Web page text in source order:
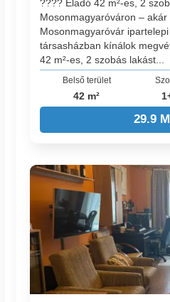
???? Eladó 42 m²-es, 2
Mosonmagyaróváron – akár
Mosonmagyaróvár
társasházban kínálok
42 m²-es, 2 szobás lakást...
Belső terület
42 m²
29.9